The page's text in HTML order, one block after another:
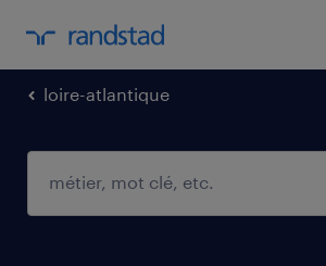
loire-atlantique